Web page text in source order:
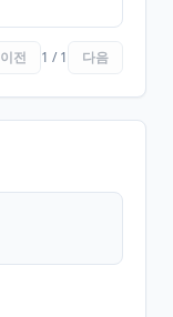
이전 1 / 1 다음